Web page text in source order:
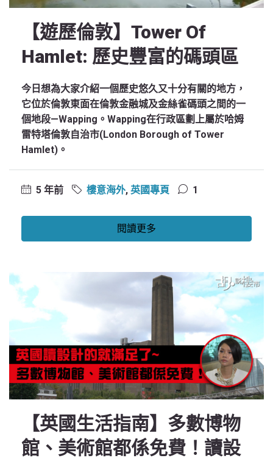
【遊歷倫敦】Tower Of
Hamlet: 歷史豐富的碼頭區
今日想為大家介紹一個歷史悠久又十分有關的地方，
它位於倫敦東面在倫敦金融城及金絲雀碼頭之間的一
個地段—Wapping。Wapping在行政區劃上屬於哈姆
雷特塔倫敦自治市(London Borough of Tower
Hamlet)。
5 年前 樓意海外, 英國專頁 1
閱讀更多
【英國生活指南】多數博物
館、美術館都係免費！讀設